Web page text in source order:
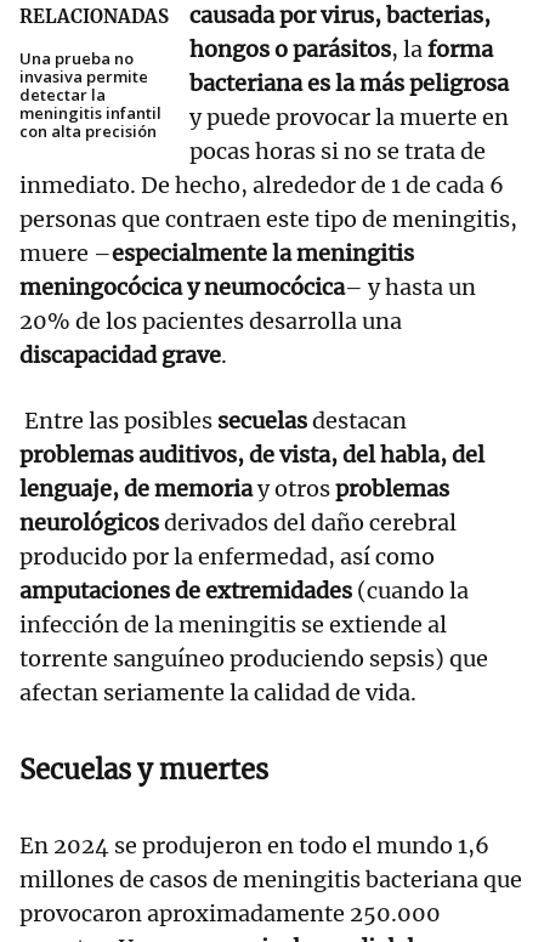
RELACIONADAS
Una prueba no
invasiva permite
detectar la
meningitis infantil
con alta precisión
causada por virus, bacterias,
hongos o parásitos, laforma
bacteriana es la más peligrosa
y puede provocar la muerte en
pocas horas si no se trata de
inmediato. De hecho, alrededor de 1 de cada 6
personas que contraen este tipo de meningitis,
muere –especialmente la meningitis
meningocócica y neumocócica– y hasta un
20% de los pacientes desarrolla una
discapacidad grave.
Entre las posibles secuelasdestacan
problemas auditivos, de vista, del habla, del
lenguaje, de memoriay otrosproblemas
neurológicosderivados del daño cerebral
producido por la enfermedad, así como
amputaciones de extremidades (cuando la
infección de la meningitis se extiende al
torrente sanguíneo produciendo sepsis) que
afectan seriamente la calidad de vida.
Secuelas y muertes
En 2024 se produjeron en todo el mundo 1,6
millones de casos de meningitis bacteriana que
provocaron aproximadamente 250.000